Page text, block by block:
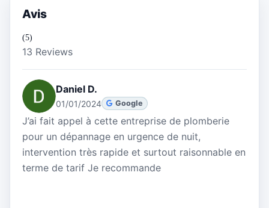
Avis
(5)
13 Reviews
Daniel D.
01/01/2024 Google
J’ai fait appel à cette entreprise de plomberie
pour un dépannage en urgence de nuit,
intervention très rapide et surtout raisonnable en
terme de tarif Je recommande